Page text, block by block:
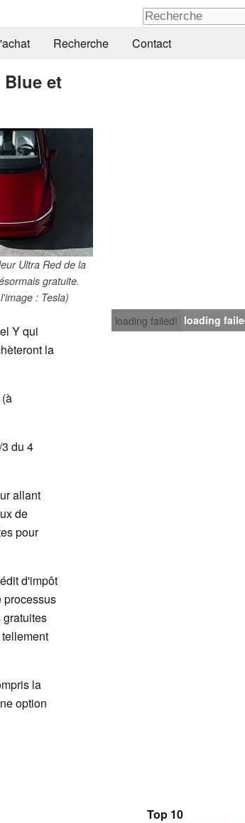
Recherche Contact
et
Ultra Red de la
gratuite.
: Tesla)
loading failed! loading
Y qui
la
du 4
allant
de
pour
d'impôt
processus
gratuites
la
option
Top 10